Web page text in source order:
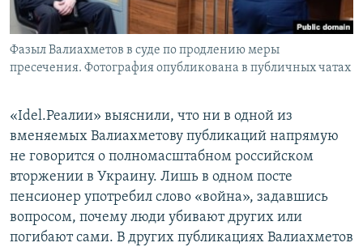
Фазыл Валиахметов в суде по продлению меры
пресечения. Фотография опубликована в публичных чатах
«Idel.Реалии» выяснили, что ни в одной из
вменяемых Валиахметову публикаций напрямую
не говорится о полномасштабном российском
вторжении в Украину. Лишь в одном посте
пенсионер употребил слово «война», задавшись
вопросом, почему люди убивают других или
погибают сами. В других публикациях Валиахметов